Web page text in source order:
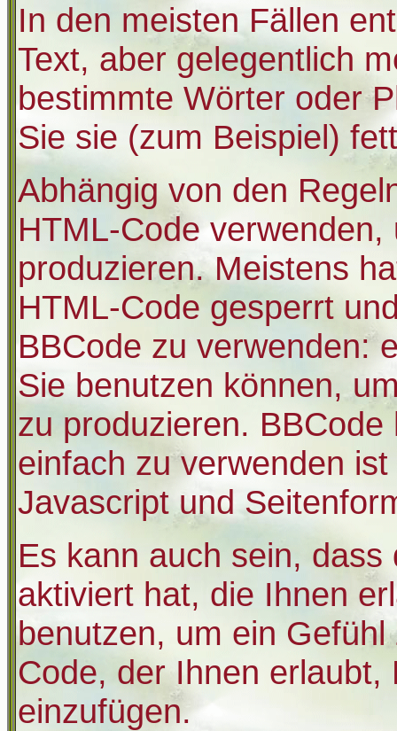
In den meisten Fällen
Text, aber gelegentlich
bestimmte Wörter oder
Sie sie (zum Beispiel)
Abhängig von den
HTML-Code
produzieren. Meistens
HTML-Code gesperrt
BBCode zu verwenden:
Sie benutzen können,
zu produzieren.
einfach zu verwenden
Javascript und
Es kann auch sein,
aktiviert hat, die Ihnen
benutzen, um ein
Code, der Ihnen
einzufügen.